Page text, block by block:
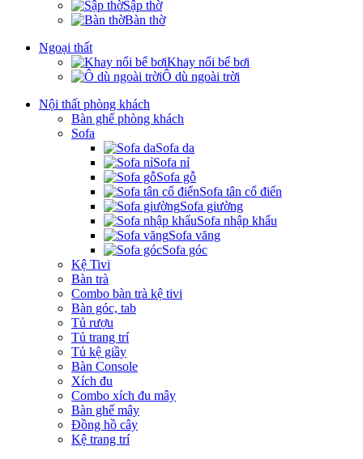
Sập thờ
Bàn thờ
Ngoại thất
Khay nổi bể bơi
Ô dù ngoài trời
Nội thất phòng khách
Bàn ghế phòng khách
Sofa
Sofa da
Sofa nỉ
Sofa gỗ
Sofa tân cổ điển
Sofa giường
Sofa nhập khẩu
Sofa văng
Sofa góc
Kệ Tivi
Bàn trà
Combo bàn trà kệ tivi
Bàn góc, tab
Tủ rượu
Tủ trang trí
Tủ kệ giầy
Bàn Console
Xích đu
Combo xích đu mây
Bàn ghế mây
Đồng hồ cây
Kệ trang trí